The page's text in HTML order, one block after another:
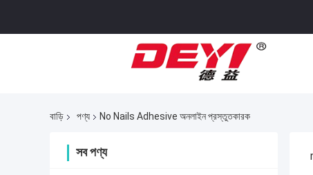
বাড়ি পণ্য No Nails Adhesive অনলাইন প্রস্তুতকারক
সব পণ্য